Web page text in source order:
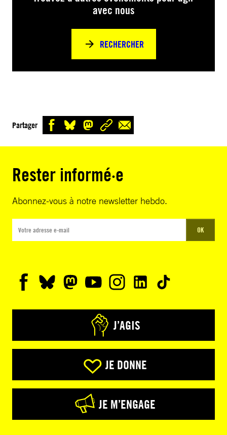
avec nous
RECHERCHER
Partager
Rester informé·e
Abonnez-vous à notre newsletter hebdo.
OK
J’AGIS
JE DONNE
JE M’ENGAGE